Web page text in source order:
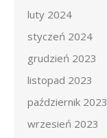
luty 2024
styczeń 2024
grudzień 2023
listopad 2023
październik 2023
wrzesień 2023